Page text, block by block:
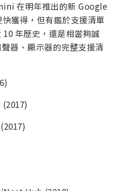
在明年推出的新 Google
獲得，但有鑑於支援清單
年歷史，還是相當夠誠
器、顯示器的完整支援清